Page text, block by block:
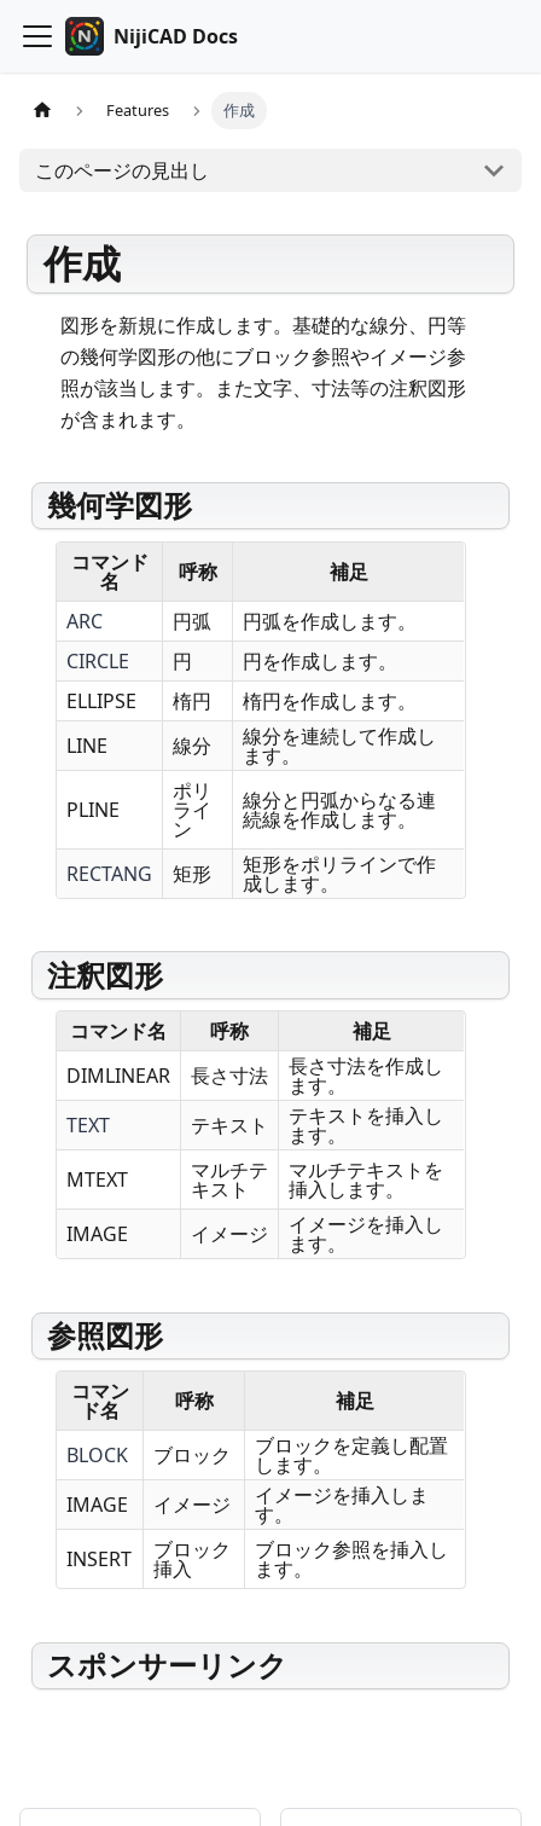
NijiCAD Docs
Features 作成
このページの見出し
作成
図形を新規に作成します。基礎的な線分、円等
の幾何学図形の他にブロック参照やイメージ参
照が該当します。また文字、寸法等の注釈図形
が含まれます。
幾何学図形
コマンド
名 呼称
補足
ARC
円弧
円弧を作成します。
CIRCLE
円
円を作成します。
ELLIPSE
楕円
楕円を作成します。
LINE
線分 線分を連続して作成し
ます。
PLINE
ポリ
ライ
ン
線分と円弧からなる連
続線を作成します。
RECTANG 矩形 矩形をポリラインで作
成します。
注釈図形
コマンド名 呼称
補足
DIMLINEAR
長さ寸法 長さ寸法を作成し
ます。
TEXT
テキスト テキストを挿入し
ます。
MTEXT
マルチテ
キスト
マルチテキストを
挿入します。
IMAGE
イメージ イメージを挿入し
ます。
参照図形
コマン
ド名 呼称 補足
BLOCK ブロック ブロックを定義し配置
します。
IMAGE
イメージ イメージを挿入しま
す。
INSERT
ブロック
挿入
ブロック参照を挿入し
ます。
スポンサーリンク